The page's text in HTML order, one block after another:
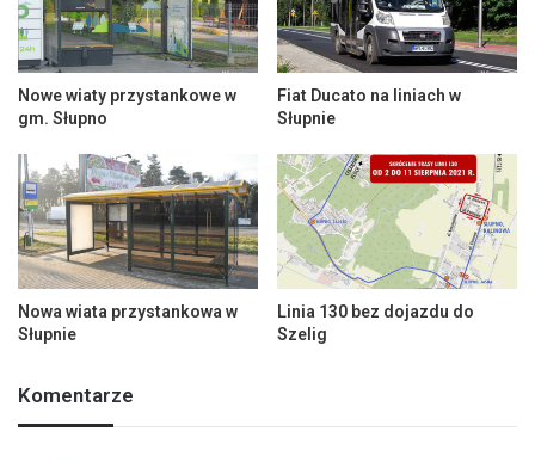
Nowe wiaty przystankowe w
gm. Słupno
Fiat Ducato na liniach w
Słupnie
Nowa wiata przystankowa w
Słupnie
Linia 130 bez dojazdu do
Szelig
Komentarze